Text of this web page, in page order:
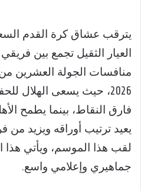
يترقب عشاق كرة القدم
العيار الثقيل تجمع بين
منافسات الجولة العشرين
2026، حيث يسعى الهلال
فارق النقاط، بينما يطمح
يعيد ترتيب أوراقه ويزيد
لقب هذا الموسم، ويأتي
جماهيري وإعلامي واسع.